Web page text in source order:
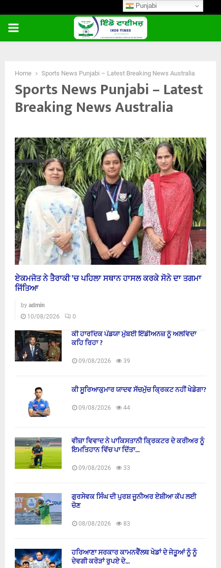
PRIMARY
Home Sports News Punjabi – Latest Breaking News Australia
Sports News Punjabi – Latest
Breaking News Australia
ਏਕਮਜੋਤ ਨੇ ਤੈਰਾਕੀ ’ਚ ਪਹਿਲਾ ਸਥਾਨ ਹਾਸਲ ਕਰਕੇ ਸੋਨੇ ਦਾ ਤਗਮਾ
ਜਿੱਤਿਆ
by admin
10/08/2026
0
ਕੀ ਹਾਰਦਿਕ ਪੰਡਯਾ ਮੁੰਬਈ ਇੰਡੀਅਨਜ਼ ਨੂੰ ਅਲਵਿਦਾ
ਕਹਿ ਰਿਹਾ ?
09/08/2026 39
ਕੀ ਸੂਰਿਆਕੁਮਾਰ ਯਾਦਵ ਸੱਚਮੁੱਚ ਕ੍ਰਿਕਟ ਨਹੀਂ ਖੇਡੇਗਾ?
09/08/2026 44
ਵੀਜ਼ਾ ਵਿਵਾਦ ਨੇ ਪਾਕਿਸਤਾਨੀ ਕ੍ਰਿਕਟਰ ਦੇ ਕਰੀਅਰ ਨੂੰ
ਇਮਤਿਹਾਨ ਵਿੱਚ ਪਾ ਦਿੱਤਾ...
09/08/2026 33
ਗੁਰਸੇਵਕ ਸਿੰਘ ਦੀ ਪੁਰਸ਼ ਜੂਨੀਅਰ ਏਸ਼ੀਆ ਕੱਪ ਲਈ
ਚੋਣ
08/08/2026 83
ਹਰਿਆਣਾ ਸਰਕਾਰ ਕਾਮਨਵੈੱਲਥ ਖੇਡਾਂ ਦੇ ਜੇਤੂਆਂ ਨੂੰ ਨੂੰ
ਦੇਵਗੀ ਕਰੋੜਾਂ ਰੁਪਏ ਦੇ...
Punjabi